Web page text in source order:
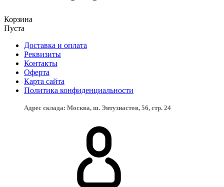
Корзина
Пуста
Доставка и оплата
Реквизиты
Контакты
Оферта
Карта сайта
Политика конфиденциальности
Адрес склада: Москва, ш. Энтузиастов, 56, стр. 24